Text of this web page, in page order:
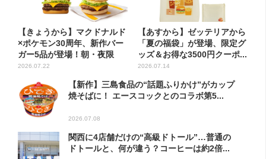
【きょうから】マクドナルド
×ポケモン30周年、新作バー
ガー5品が登場！朝・夜限
定...
2026.07.22
【あすから】ゼッテリアから
「夏の福袋」が登場、限定グ
ッズ＆お得な3500円クーポ...
2026.07.14
【新作】三島食品の“話題ふりかけ”がカップ
焼そばに！ エースコックとのコラボ第5...
2026.07.08
関西に4店舗だけの“高級ドトール”…普通の
ドトールと、何が違う？コーヒーは約2倍...